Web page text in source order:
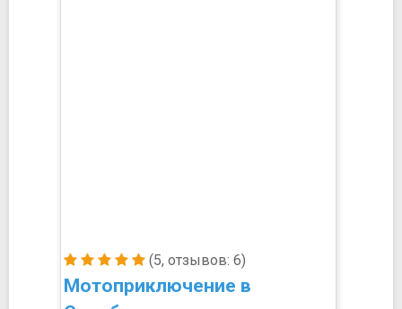
(5, отзывов: 6)
Мотоприключение в